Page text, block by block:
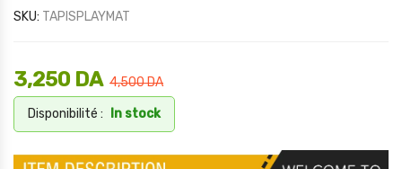
SKU: TAPISPLAYMAT
4,500DA
3,250 DA
Disponibilité : In stock